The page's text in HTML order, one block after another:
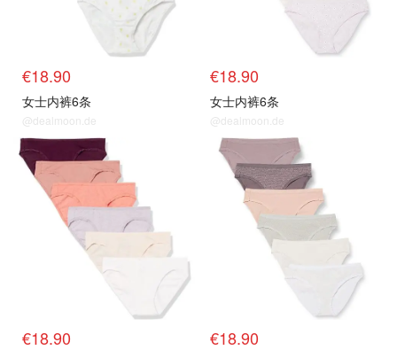
€18.90
女士内裤6条
@dealmoon.de
€18.90
女士内裤6条
@dealmoon.de
€18.90 €18.90